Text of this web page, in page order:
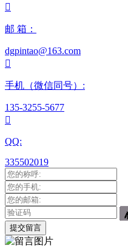

邮 箱：
dgpintao@163.com

手机（微信同号）:
135-3255-5677

QQ:
335502019